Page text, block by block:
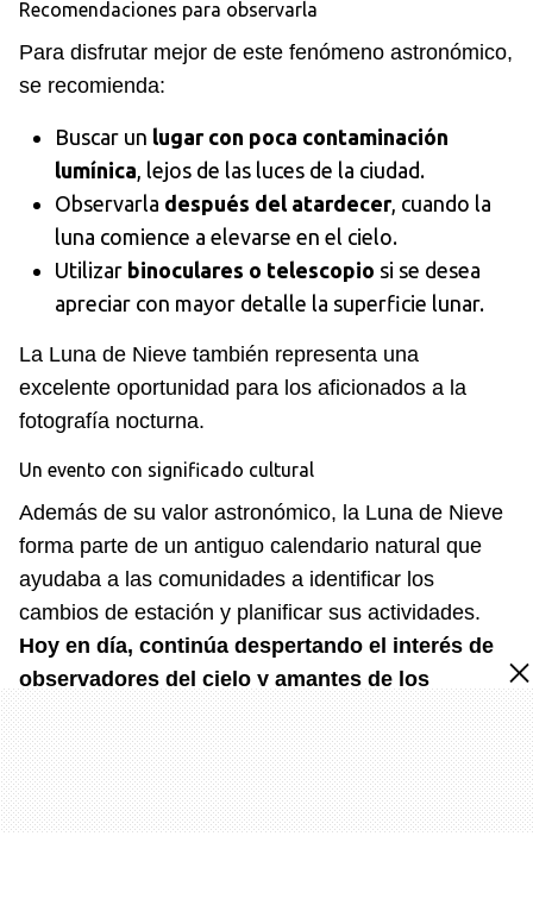
Recomendaciones para observarla
Para disfrutar mejor de este fenómeno astronómico,
se recomienda:
Buscar un lugar con poca contaminación
lumínica , lejos de las luces de la ciudad.
Observarla después del atardecer, cuando la
luna comience a elevarse en el cielo.
Utilizar binoculares o telescopio si se desea
apreciar con mayor detalle la superficie lunar.
La Luna de Nieve también representa una
excelente oportunidad para los aficionados a la
fotografía nocturna.
Un evento con significado cultural
Además de su valor astronómico, la Luna de Nieve
forma parte de un antiguo calendario natural que
ayudaba a las comunidades a identificar los
cambios de estación y planificar sus actividades.
Hoy en día, continúa despertando el interés de
observadores del cielo y amantes de los
fenómenos naturales.
Temas
luna de nieve